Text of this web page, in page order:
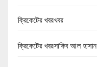
ক্রিকেটের খবরখবর
ক্রিকেটের খবরসাকিব আল হাসান